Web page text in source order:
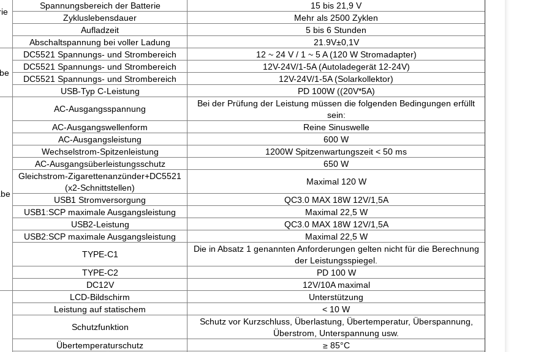
Spannungsbereich der Batterie
15 bis 21,9 V
Zykluslebensdauer
Mehr als 2500 Zyklen
Aufladzeit
5 bis 6 Stunden
Abschaltspannung bei voller Ladung
21.9V±0,1V
DC5521 Spannungs- und Strombereich
12 ~ 24 V / 1 ~ 5 A (120 W Stromadapter)
DC5521 Spannungs- und Strombereich
12V-24V/1-5A (Autoladegerät 12-24V)
DC5521 Spannungs- und Strombereich
12V-24V/1-5A (Solarkollektor)
USB-Typ C-Leistung
PD 100W ((20V*5A)
AC-Ausgangsspannung
Bei der Prüfung der Leistung müssen die folgenden Bedingungen erfüllt
sein:
AC-Ausgangswellenform
Reine Sinuswelle
AC-Ausgangsleistung
600 W
Wechselstrom-Spitzenleistung
1200W Spitzenwartungszeit < 50 ms
AC-Ausgangsüberleistungsschutz
650 W
Gleichstrom-Zigarettenanzünder+DC5521
(x2-Schnittstellen)
Maximal 120 W
USB1 Stromversorgung
QC3.0 MAX 18W 12V/1,5A
USB1:SCP maximale Ausgangsleistung
Maximal 22,5 W
USB2-Leistung
QC3.0 MAX 18W 12V/1,5A
USB2:SCP maximale Ausgangsleistung
Maximal 22,5 W
TYPE-C1
Die in Absatz 1 genannten Anforderungen gelten nicht für die Berechnung
der Leistungsspiegel.
TYPE-C2
PD 100 W
DC12V
12V/10A maximal
LCD-Bildschirm
Unterstützung
Leistung auf statischem
< 10 W
Schutzfunktion
Schutz vor Kurzschluss, Überlastung, Übertemperatur, Überspannung,
Überstrom, Unterspannung usw.
Übertemperaturschutz
≥ 85°C